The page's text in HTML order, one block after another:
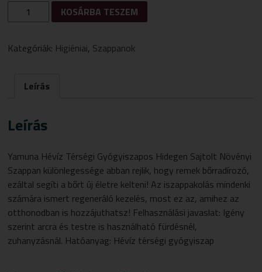
HÉVÍZ
TÉRSÉGI
SAJTOLT
MENNYISÉG
KOSÁRBA TESZEM
Kategóriák: Higiéniai, Szappanok
Leírás
Leírás
Yamuna Hévíz Térségi Gyógyiszapos Hidegen Sajtolt Növényi
Szappan különlegessége abban rejlik, hogy remek bőrradírozó,
ezáltal segíti a bőrt új életre kelteni! Az iszappakolás mindenki
számára ismert regeneráló kezelés, most ez az, amihez az
otthonodban is hozzájuthatsz! Felhasználási javaslat: Igény
szerint arcra és testre is használható fürdésnél,
zuhanyzásnál. Hatóanyag: Hévíz térségi gyógyiszap